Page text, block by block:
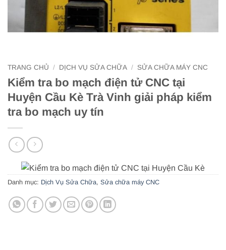
TRANG CHỦ / DỊCH VỤ SỬA CHỮA / SỬA CHỮA MÁY CNC
Kiểm tra bo mạch điện tử CNC tại
Huyện Cầu Kè Trà Vinh giải pháp kiểm
tra bo mạch uy tín
Danh mục: Dịch Vụ Sửa Chữa, Sửa chữa máy CNC